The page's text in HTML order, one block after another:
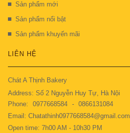
Sản phẩm mới
Sản phẩm nổi bật
Sản phẩm khuyến mãi
LIÊN HỆ
Chát A Thịnh Bakery
Address: Số 2 Nguyễn Huy Tự, Hà Nội
Phone:
0977668584 -
0866131084
Email: Chatathinh0977668584@gmail.com
Open time: 7h00 AM - 10h30 PM